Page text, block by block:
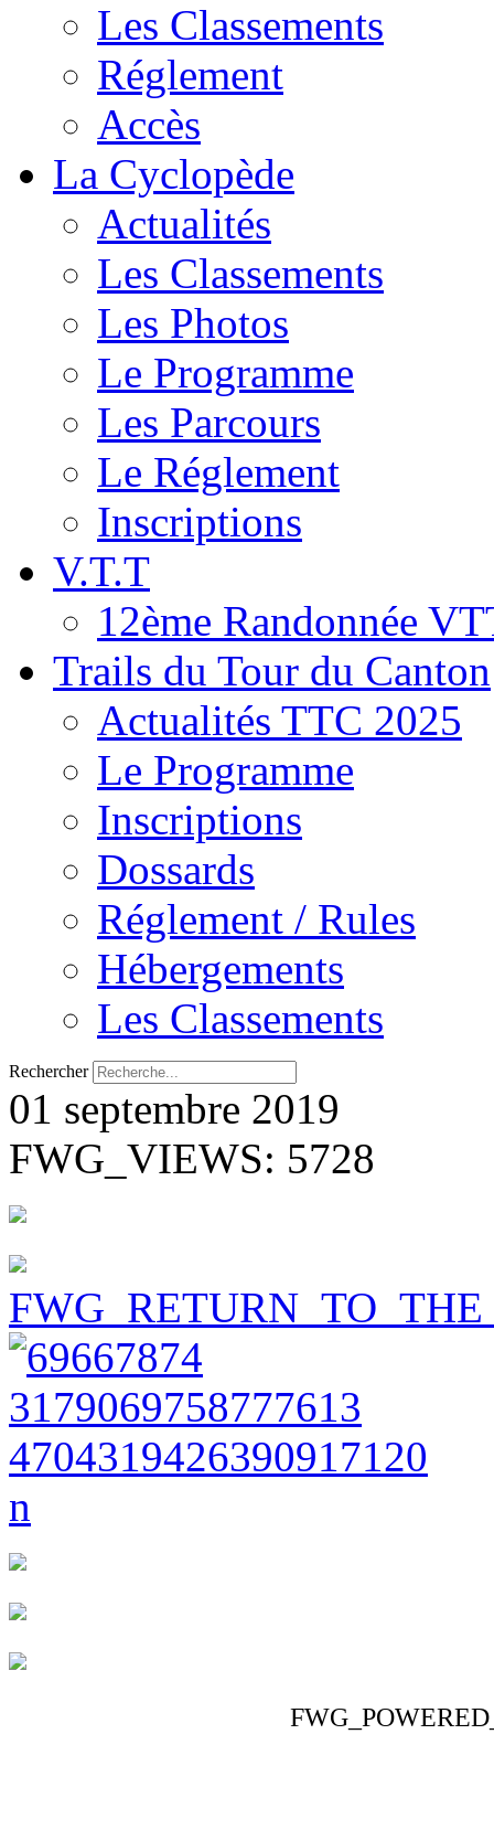
Les Classements
Réglement
Accès
La Cyclopède
Actualités
Les Classements
Les Photos
Le Programme
Les Parcours
Le Réglement
Inscriptions
V.T.T
12ème Randonnée
Trails du Tour du Canton
Actualités TTC 2025
Le Programme
Inscriptions
Dossards
Réglement / Rules
Hébergements
Les Classements
Rechercher
01 septembre 2019
FWG_VIEWS: 5728